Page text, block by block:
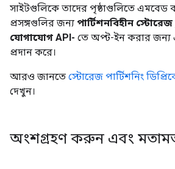
সাইটগুলিকে তাদের পৃষ্ঠাগুলিতে এমবেড
প্রসঙ্গগুলির জন্য পার্টিশনবিহীন স্টোরেজ
যোগাযোগ API- তে অপ্ট-ইন করার জন্য
প্রদান করে।
আরও জানতে স্টোরেজ পার্টিশনিং
দেখুন।
অংশগ্রহণ করুন এবং